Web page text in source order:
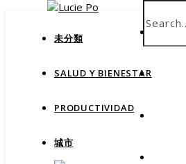
未分類
SALUD Y BIENESTAR
PRODUCTIVIDAD
城市
How productive are you, really?